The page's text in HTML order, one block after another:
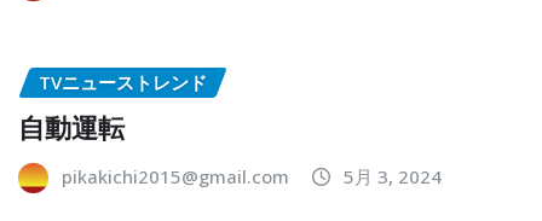
TVニューストレンド
自動運転
pikakichi2015@gmail.com 5月 3, 2024